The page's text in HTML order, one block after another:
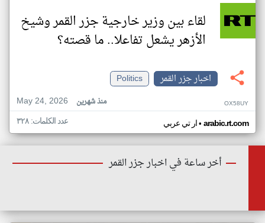
لقاء بين وزير خارجية جزر القمر وشيخ
الأزهر يشعل تفاعلا.. ما قصته؟
اخبار جزر القمر
Politics
May 24, 2026
منذ شهرين OX58UY
ار تي عربي• arabic.rt.com عدد الكلمات: ٣٢٨
أخر ساعة في اخبار جزر القمر